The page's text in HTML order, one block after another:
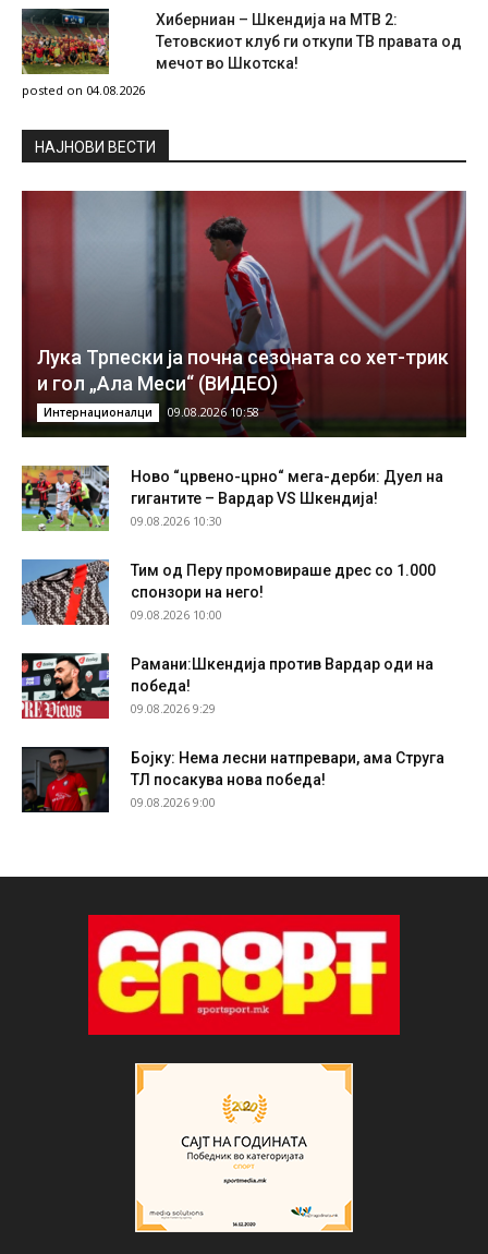
Хиберниан – Шкендија на МТВ 2:
Тетовскиот клуб ги откупи ТВ правата од
мечот во Шкотска!
posted on 04.08.2026
НAЈНОВИ ВЕСТИ
Лука Трпески ја почна сезоната со хет-трик
и гол „Ала Меси“ (ВИДЕО)
Интернационалци 09.08.2026 10:58
Ново “црвено-црно“ мега-дерби: Дуел на
гигантите – Вардар VS Шкендија!
09.08.2026 10:30
Тим од Перу промовираше дрес со 1.000
спонзори на него!
09.08.2026 10:00
Рамани:Шкендија против Вардар оди на
победа!
09.08.2026 9:29
Бојку: Нема лесни натпревари, ама Струга
ТЛ посакува нова победа!
09.08.2026 9:00